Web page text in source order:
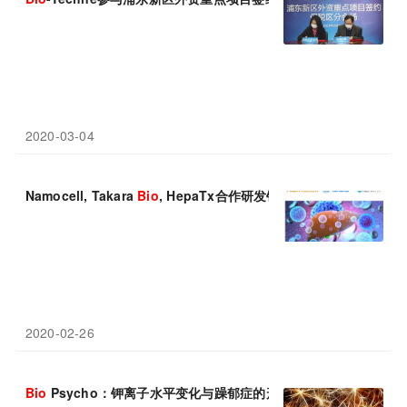
2020-03-04
Namocell, Takara Bio, HepaTx合作研发针对晚期肝脏疾病的细
2020-02-26
Bio Psycho：钾离子水平变化与躁郁症的形成有关